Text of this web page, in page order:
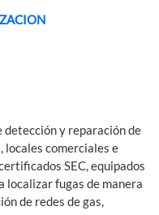
y reparación de
locales comerciales e
SEC, equipados
localizar fugas de manera
de redes de gas,